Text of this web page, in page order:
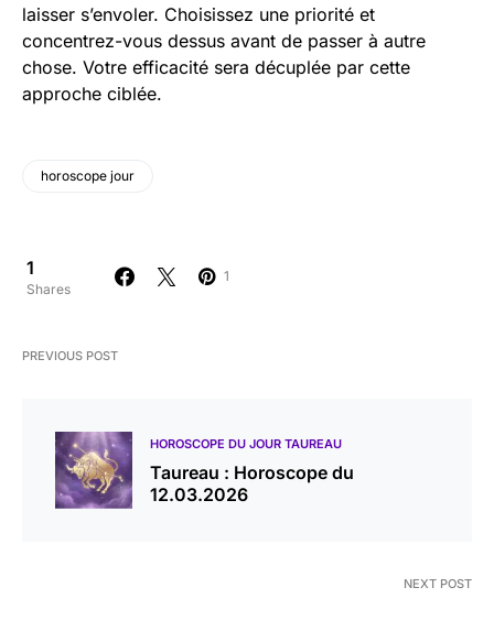
laisser s’envoler. Choisissez une priorité et
concentrez-vous dessus avant de passer à autre
chose. Votre efficacité sera décuplée par cette
approche ciblée.
horoscope jour
1
Shares
1
PREVIOUS POST
HOROSCOPE DU JOUR TAUREAU
Taureau : Horoscope du
12.03.2026
NEXT POST